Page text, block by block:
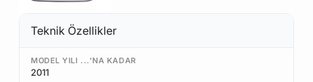
Teknik Özellikler
MODEL YILI ...'NA KADAR
2011